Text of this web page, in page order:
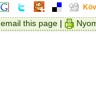
email this page |